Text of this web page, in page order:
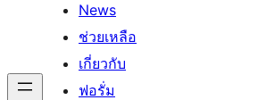
News
ช่วยเหลือ
เกี่ยวกับ
ฟอรั่ม